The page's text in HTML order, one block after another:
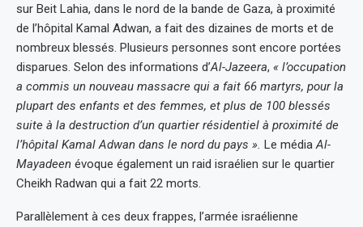
sur Beit Lahia, dans le nord de la bande de Gaza, à proximité
de l’hôpital Kamal Adwan, a fait des dizaines de morts et de
nombreux blessés. Plusieurs personnes sont encore portées
disparues. Selon des informations d’Al-Jazeera, « l’occupation
a commis un nouveau massacre qui a fait 66 martyrs, pour la
plupart des enfants et des femmes, et plus de 100 blessés
suite à la destruction d’un quartier résidentiel à proximité de
l’hôpital Kamal Adwan dans le nord du pays ». Le médiaAl-
Mayadeen évoque également un raid israélien sur le quartier
Cheikh Radwan qui a fait 22 morts.
Parallèlement à ces deux frappes, l’armée israélienne